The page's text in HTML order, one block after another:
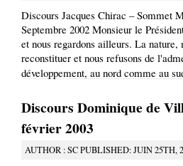
Discours Jacques Chirac – Sommet
Septembre 2002 Monsieur le
et nous regardons ailleurs. La
reconstituer et nous refusons de
développement, au nord comme au
Discours Dominique de
février 2003
AUTHOR : SC PUBLISHED: JUIN 25TH,